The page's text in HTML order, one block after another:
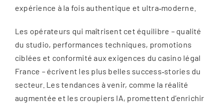
expérience à la fois authentique et ultra‑moderne.
Les opérateurs qui maîtrisent cet équilibre – qualité
du studio, performances techniques, promotions
ciblées et conformité aux exigences du casino légal
France – écrivent les plus belles success‑stories du
secteur. Les tendances à venir, comme la réalité
augmentée et les croupiers IA, promettent d’enrichir